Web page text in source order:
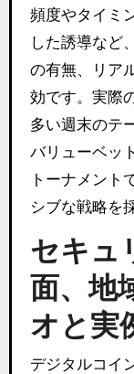
頻度やタイミ
した誘導など
の有無、リア
効です。実際
多い週末のテ
バリューベッ
トーナメント
シブな戦略を
セキュ
面、地
オと実
デジタルコイ